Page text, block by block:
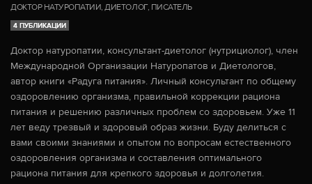
ДОКТОР НАТУРОПАТИИ, ДИЕТОЛОГ, ПИСАТЕЛЬ
4 ПУБЛИКАЦИИ
Доктор натуропатии, консультант-диетолог (нутрициолог), член
Международной Организации Натуропатов и Диетологов,
автор книги «Радуга питания». Личный консультант по общему
оздоровлению организма, правильной коррекции рациона
питания и решению различных проблем со здоровьем. Уже 11
лет веду трезвый и здоровый образ жизни. Буду делиться с
вами своими знаниями и опытом по вопросам естественного
оздоровления организма и составления оптимального
рациона питания для крепкого здоровья и долголетия.